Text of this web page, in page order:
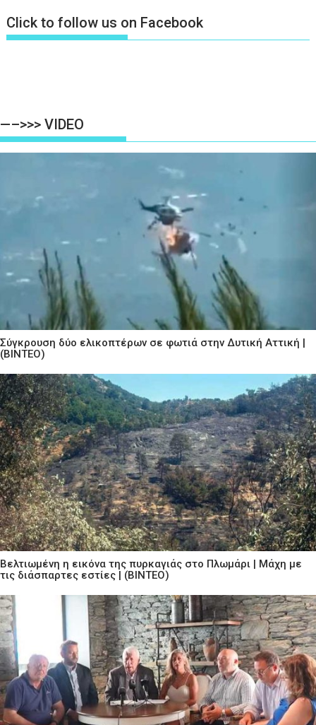
Click to follow us on Facebook
—–>>> VIDEO
Σύγκρουση δύο ελικοπτέρων σε φωτιά στην Δυτική Αττική |
(ΒΙΝΤΕΟ)
Βελτιωμένη η εικόνα της πυρκαγιάς στο Πλωμάρι | Μάχη με
τις διάσπαρτες εστίες | (ΒΙΝΤΕΟ)